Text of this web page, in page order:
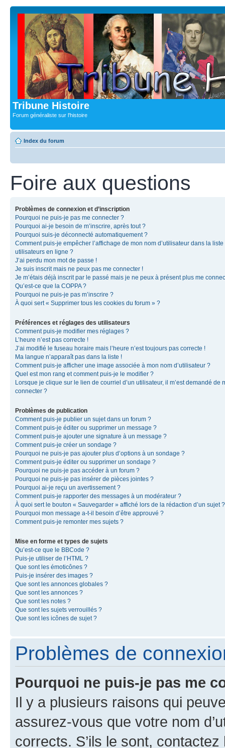
Tribune Histoire
Forum généraliste sur l'histoire
Index du forum
Foire aux questions
Problèmes de connexion et d’inscription
Pourquoi ne puis-je pas me connecter ?
Pourquoi ai-je besoin de m’inscrire, après tout ?
Pourquoi suis-je déconnecté automatiquement ?
Comment puis-je empêcher l’affichage de mon nom d’utilisateur dans la liste
utilisateurs en ligne ?
J’ai perdu mon mot de passe !
Je suis inscrit mais ne peux pas me connecter !
Je m’étais déjà inscrit par le passé mais je ne peux à présent plus me
Qu’est-ce que la COPPA ?
Pourquoi ne puis-je pas m’inscrire ?
À quoi sert « Supprimer tous les cookies du forum » ?
Préférences et réglages des utilisateurs
Comment puis-je modifier mes réglages ?
L’heure n’est pas correcte !
J’ai modifié le fuseau horaire mais l’heure n’est toujours pas correcte !
Ma langue n’apparaît pas dans la liste !
Comment puis-je afficher une image associée à mon nom d’utilisateur ?
Quel est mon rang et comment puis-je le modifier ?
Lorsque je clique sur le lien de courriel d’un utilisateur, il m’est demandé de
connecter ?
Problèmes de publication
Comment puis-je publier un sujet dans un forum ?
Comment puis-je éditer ou supprimer un message ?
Comment puis-je ajouter une signature à un message ?
Comment puis-je créer un sondage ?
Pourquoi ne puis-je pas ajouter plus d’options à un sondage ?
Comment puis-je éditer ou supprimer un sondage ?
Pourquoi ne puis-je pas accéder à un forum ?
Pourquoi ne puis-je pas insérer de pièces jointes ?
Pourquoi ai-je reçu un avertissement ?
Comment puis-je rapporter des messages à un modérateur ?
À quoi sert le bouton « Sauvegarder » affiché lors de la rédaction d’un sujet ?
Pourquoi mon message a-t-il besoin d’être approuvé ?
Comment puis-je remonter mes sujets ?
Mise en forme et types de sujets
Qu’est-ce que le BBCode ?
Puis-je utiliser de l’HTML ?
Que sont les émoticônes ?
Puis-je insérer des images ?
Que sont les annonces globales ?
Que sont les annonces ?
Que sont les notes ?
Que sont les sujets verrouillés ?
Que sont les icônes de sujet ?
Problèmes de
Pourquoi ne puis-je pas me
Il y a plusieurs raisons qui
assurez-vous que votre nom
corrects. S’ils le sont,